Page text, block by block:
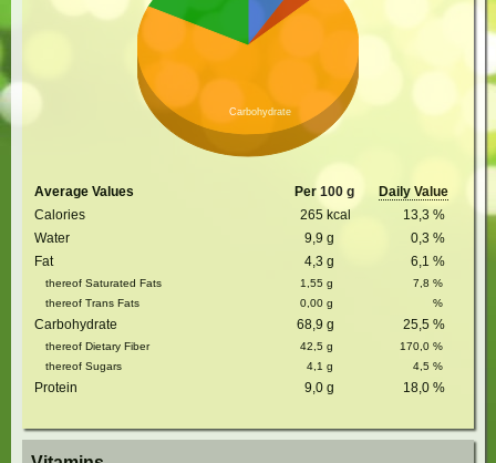
Carbohydrate
Average Values Per 100 g
Daily Value
Calories
265 kcal 13,3 %
Water
9,9 g 0,3 %
Fat
4,3 g 6,1 %
thereof Saturated Fats 1,55 g 7,8 %
thereof Trans Fats
0,00 g %
Carbohydrate 68,9 g 25,5 %
thereof Dietary Fiber 42,5 g 170,0 %
thereof Sugars
4,1 g 4,5 %
Protein 9,0 g 18,0 %